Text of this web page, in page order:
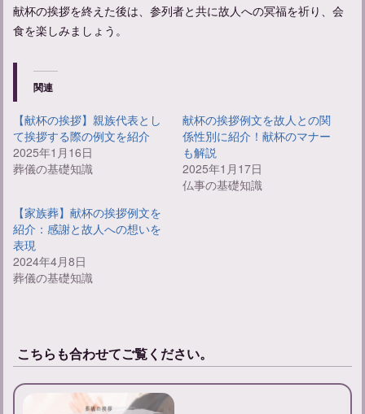
葬儀後のお礼メールの書き方とポイント：具体的な例文と注意点
告別式での喪主挨拶：挨拶の例文やマナーについて解説
献杯の挨拶を終えた後は、参列者と共に故人への冥福を祈り、会
食を楽しみましょう。
関連
【献杯の挨拶】親族代表とし
て挨拶する際の例文を紹介
2025年1月16日
葬儀の基礎知識
献杯の挨拶例文を故人との関
係性別に紹介！献杯のマナー
も解説
2025年1月17日
仏事の基礎知識
【家族葬】献杯の挨拶例文を
紹介：感謝と故人への想いを
表現
2024年4月8日
葬儀の基礎知識
こちらも合わせてご覧ください。